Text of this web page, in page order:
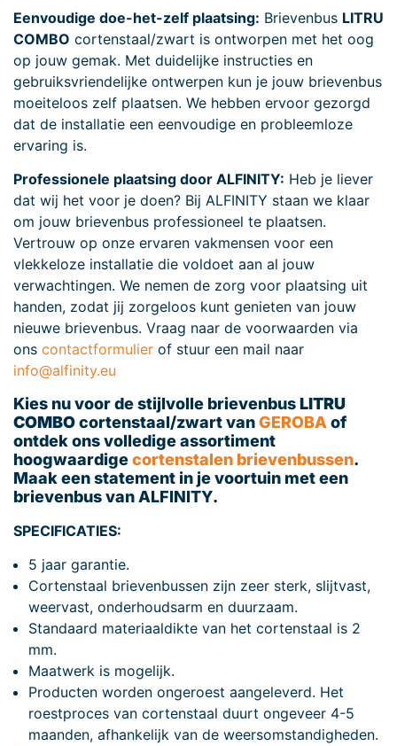
Eenvoudige doe-het-zelf plaatsing: Brievenbus LITRU
COMBO cortenstaal/zwart is ontworpen met het oog
op jouw gemak. Met duidelijke instructies en
gebruiksvriendelijke ontwerpen kun je jouw brievenbus
moeiteloos zelf plaatsen. We hebben ervoor gezorgd
dat de installatie een eenvoudige en probleemloze
ervaring is.
Professionele plaatsing door ALFINITY: Heb je liever
dat wij het voor je doen? Bij ALFINITY staan we klaar
om jouw brievenbus professioneel te plaatsen.
Vertrouw op onze ervaren vakmensen voor een
vlekkeloze installatie die voldoet aan al jouw
verwachtingen. We nemen de zorg voor plaatsing uit
handen, zodat jij zorgeloos kunt genieten van jouw
nieuwe brievenbus. Vraag naar de voorwaarden via
ons contactformulier of stuur een mail naar
info@alfinity.eu
Kies nu voor de stijlvolle brievenbusLITRU
COMBOcortenstaal/zwart vanGEROBA of
ontdek ons volledige assortiment
hoogwaardigecortenstalen brievenbussen.
Maak een statement in je voortuin met een
brievenbus van ALFINITY.
SPECIFICATIES:
5 jaar garantie.
Cortenstaal brievenbussen zijn zeer sterk, slijtvast,
weervast, onderhoudsarm en duurzaam.
Standaard materiaaldikte van het cortenstaal is 2
mm.
Maatwerk is mogelijk.
Producten worden ongeroest aangeleverd. Het
roestproces van cortenstaal duurt ongeveer 4-5
maanden, afhankelijk van de weersomstandigheden.